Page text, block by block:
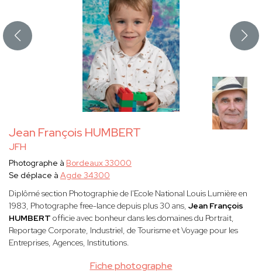
Jean François HUMBERT
JFH
Fiche photographe
Photographe à Bordeaux 33000
Se déplace à Agde 34300
Diplômé section Photographie de l'Ecole National Louis Lumière en
1983, Photographe free-lance depuis plus 30 ans, Jean François
HUMBERT officie avec bonheur dans les domaines du Portrait,
Reportage Corporate, Industriel, de Tourisme et Voyage pour les
Entreprises, Agences, Institutions.